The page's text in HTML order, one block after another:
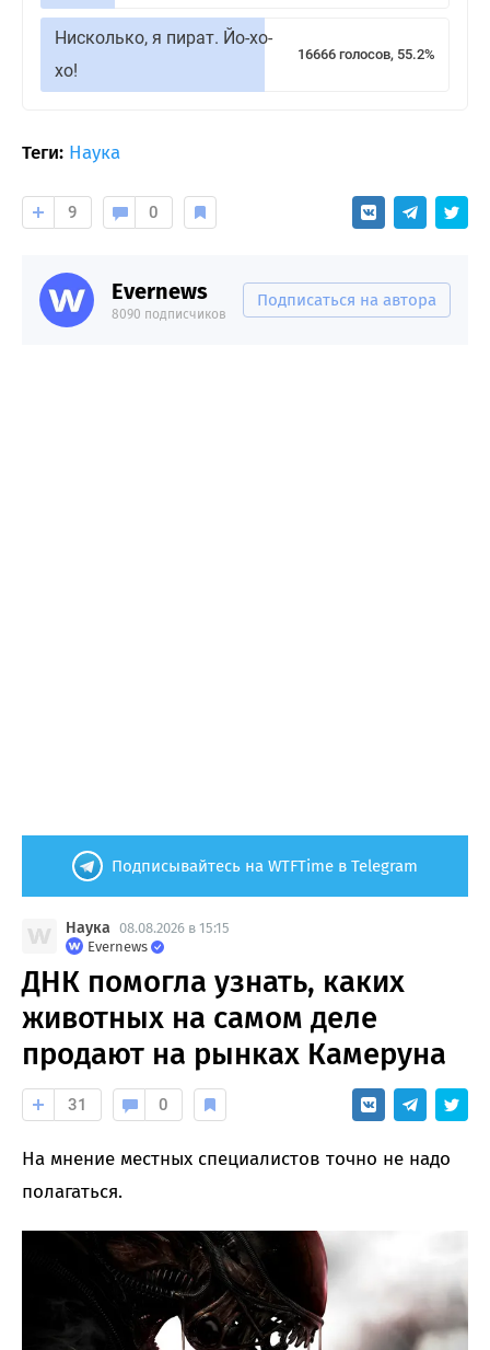
Нисколько, я пират. Йо-хо-
хо!
16666 голосов, 55.2%
Теги: Наука
9 0
Evernews
8090 подписчиков
Подписаться на автора
Подписывайтесь на WTFTime в Telegram
Наука 08.08.2026 в 15:15
Evernews
ДНК помогла узнать, каких
животных на самом деле
продают на рынках Камеруна
31 0
На мнение местных специалистов точно не надо
полагаться.